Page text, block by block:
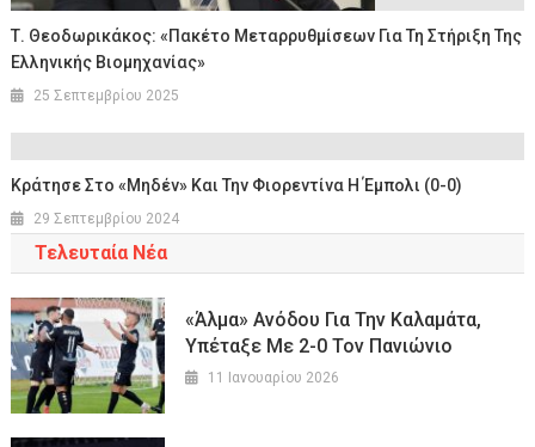
Τ. Θεοδωρικάκος: «Πακέτο Μεταρρυθμίσεων Για Τη Στήριξη Της
Ελληνικής Βιομηχανίας»
25 Σεπτεμβρίου 2025
Κράτησε Στο «μηδέν» Και Την Φιορεντίνα Η Έμπολι (0-0)
29 Σεπτεμβρίου 2024
Τελευταία Νέα
«Άλμα» Ανόδου Για Την Καλαμάτα,
Υπέταξε Με 2-0 Τον Πανιώνιο
11 Ιανουαρίου 2026